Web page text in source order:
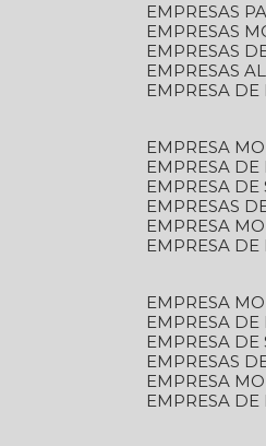
EMPRESAS
EMPRESAS
EMPRESAS
EMPRESAS
EMPRESA
EMPRESA
EMPRESA
EMPRESA
EMPRESAS
EMPRESA
EMPRESA
EMPRESA
EMPRESA
EMPRESA
EMPRESAS
EMPRESA
EMPRESA